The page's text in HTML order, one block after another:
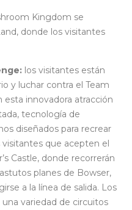
Kingdom se
donde los visitantes
los visitantes están
y luchar contra el Team
esta innovadora atracción
tecnología de
diseñados para recrear
visitantes que acepten el
Castle, donde recorrerán
planes de Bowser,
a la línea de salida. Los
variedad de circuitos